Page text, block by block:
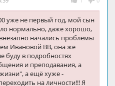
уже не первый год, мой сын
нормально, даже хорошо,
начались проблемы
Ивановой ВВ, она же
буду в подробностях
и преподавания, а
а ещё хуже -
на личности!!! Я